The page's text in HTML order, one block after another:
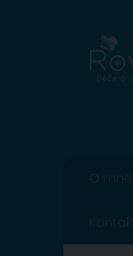
O mně